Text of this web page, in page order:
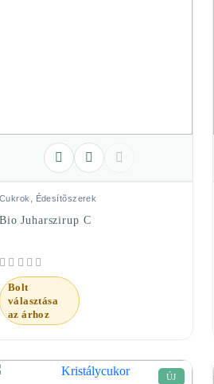
Cukrok, Édesítõszerek
Bio Juharszirup C
Bolt
választása
az árhoz
ÚJ